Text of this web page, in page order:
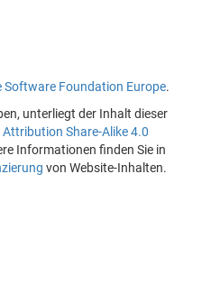
Software Foundation Europe.
unterliegt der Inhalt dieser
Share-Alike 4.0
Informationen finden Sie in
von Website-Inhalten.